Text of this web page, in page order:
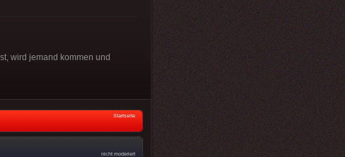
wird jemand kommen und
Startseite
nicht moderiert